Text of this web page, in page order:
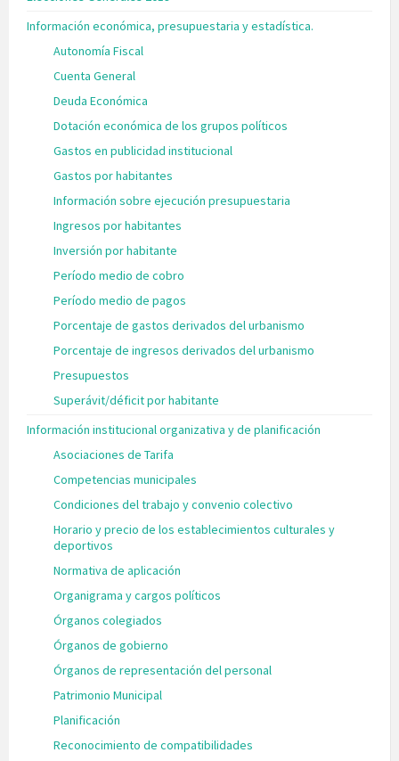
Información económica, presupuestaria y estadística.
Autonomía Fiscal
Cuenta General
Deuda Económica
Dotación económica de los grupos políticos
Gastos en publicidad institucional
Gastos por habitantes
Información sobre ejecución presupuestaria
Ingresos por habitantes
Inversión por habitante
Período medio de cobro
Período medio de pagos
Porcentaje de gastos derivados del urbanismo
Porcentaje de ingresos derivados del urbanismo
Presupuestos
Superávit/déficit por habitante
Información institucional organizativa y de planificación
Asociaciones de Tarifa
Competencias municipales
Condiciones del trabajo y convenio colectivo
Horario y precio de los establecimientos culturales y
deportivos
Normativa de aplicación
Organigrama y cargos políticos
Órganos colegiados
Órganos de gobierno
Órganos de representación del personal
Patrimonio Municipal
Planificación
Reconocimiento de compatibilidades